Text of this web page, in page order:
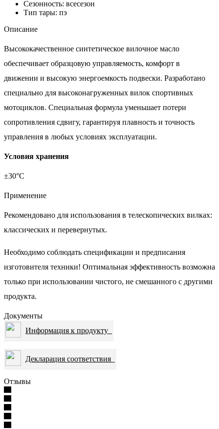
Сезонность: всесезон
Тип тары: пэ
Описание
Высококачественное синтетическое вилочное масло
обеспечивает образцовую управляемость, комфорт в
движении и высокую энергоемкость подвески. Разработано
специально для высоконагруженных вилок спортивных
мотоциклов. Специальная формула уменьшает потери
сопротивления сдвигу, гарантируя плавность и точность
управления в любых условиях эксплуатации.
Условия хранения
±30°С
Применение
Рекомендовано для использования в телескопических вилках:
классических и перевернутых.
Необходимо соблюдать спецификации и предписания
изготовителя техники! Оптимальная эффективность возможна
только при использовании чистого, не смешанного с другими
продукта.
Документы
Информация к продукту
Декларация соответствия
Отзывы